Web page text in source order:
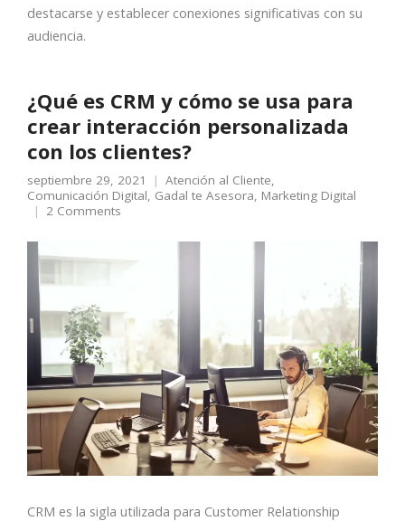
destacarse y establecer conexiones significativas con su
audiencia.
¿Qué es CRM y cómo se usa para
crear interacción personalizada
con los clientes?
septiembre 29, 2021 Atención al Cliente,
Comunicación Digital, Gadal te Asesora, Marketing Digital
2 Comments
CRM es la sigla utilizada para Customer Relationship